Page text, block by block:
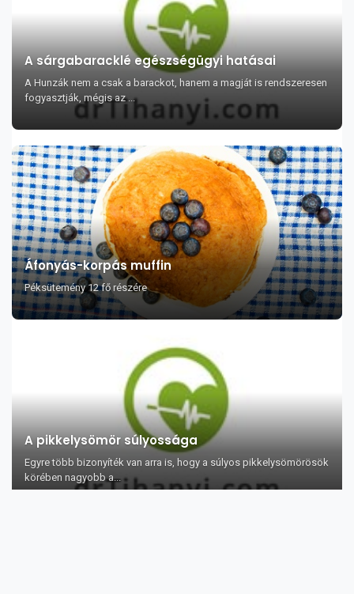
A sárgabaracklé egészségügyi hatásai
A Hunzák nem a csak a barackot, hanem a magját is rendszeresen
fogyasztják, mégis az ...
Áfonyás-korpás muffin
Péksütemény 12 fő részére
A pikkelysömör súlyossága
Egyre több bizonyíték van arra is, hogy a súlyos pikkelysömörösök
körében nagyobb a...